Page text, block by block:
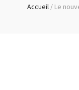
Accueil/ Le